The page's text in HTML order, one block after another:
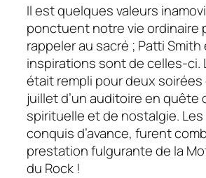
Il est quelques valeurs
ponctuent notre vie ordinaire
rappeler au sacré ; Patti Smith
inspirations sont de celles-ci.
était rempli pour deux soirées
juillet d’un auditoire en quête
spirituelle et de nostalgie.
conquis d’avance, furent
prestation fulgurante de la
du Rock !